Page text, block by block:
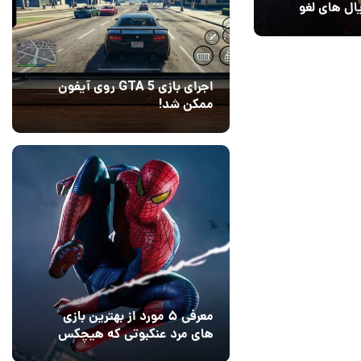
های لغو
اجرای بازی GTA 5 روی آیفون
ممکن شد!
معرفی ۵ مورد از بهترین بازی
های مرد عنکبوتی که هیچکس